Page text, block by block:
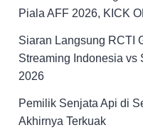
Piala AFF 2026, KICK
Siaran Langsung RCTI
Streaming Indonesia vs
2026
Pemilik Senjata Api di
Akhirnya Terkuak